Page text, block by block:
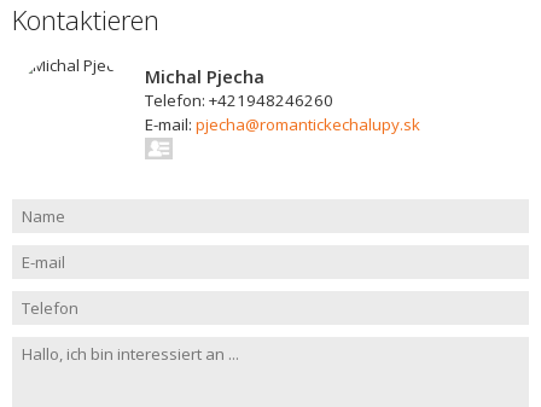
Kontaktieren
Michal Pjecha
Telefon: +421948246260
E-mail: pjecha@romantickechalupy.sk